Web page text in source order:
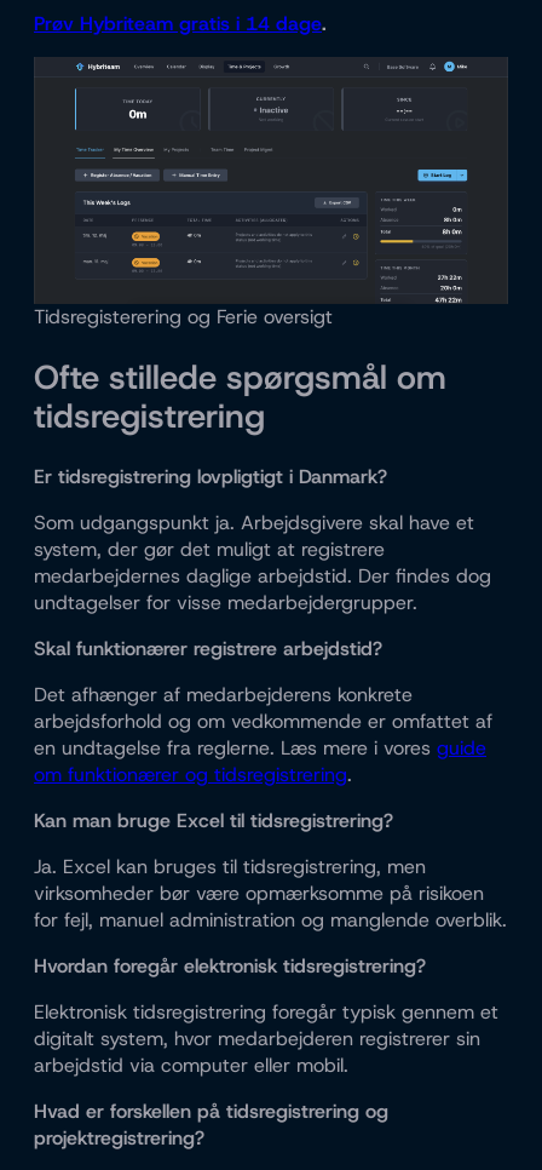
Prøv Hybriteam gratis i 14 dage.
Tidsregisterering og Ferie oversigt
Ofte stillede spørgsmål om
tidsregistrering
Er tidsregistrering lovpligtigt i Danmark?
Som udgangspunkt ja. Arbejdsgivere skal have et
system, der gør det muligt at registrere
medarbejdernes daglige arbejdstid. Der findes dog
undtagelser for visse medarbejdergrupper.
Skal funktionærer registrere arbejdstid?
Det afhænger af medarbejderens konkrete
arbejdsforhold og om vedkommende er omfattet af
en undtagelse fra reglerne. Læs mere i vores guide
om funktionærer og tidsregistrering.
Kan man bruge Excel til tidsregistrering?
Ja. Excel kan bruges til tidsregistrering, men
virksomheder bør være opmærksomme på risikoen
for fejl, manuel administration og manglende overblik.
Hvordan foregår elektronisk tidsregistrering?
Elektronisk tidsregistrering foregår typisk gennem et
digitalt system, hvor medarbejderen registrerer sin
arbejdstid via computer eller mobil.
Hvad er forskellen på tidsregistrering og
projektregistrering?